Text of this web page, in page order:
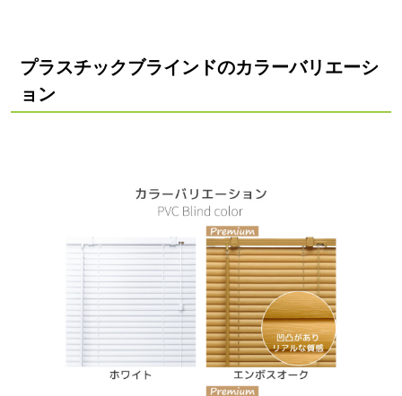
プラスチックブラインドのカラーバリエーシ
ョン